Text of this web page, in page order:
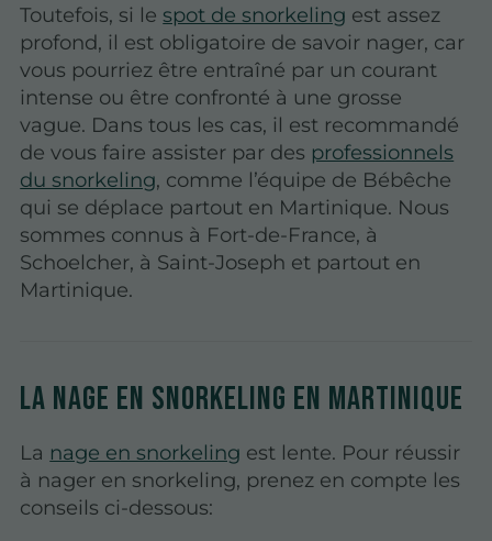
Toutefois, si lespot de snorkeling est assez
profond, il est obligatoire de savoir nager, car
vous pourriez être entraîné par un courant
intense ou être confronté à une grosse
vague. Dans tous les cas, il est recommandé
de vous faire assister par des professionnels
du snorkeling, comme l’équipe de Bébêche
qui se déplace partout en Martinique. Nous
sommes connus à Fort-de-France, à
Schoelcher, à Saint-Joseph et partout en
Martinique.
La nage en snorkeling en Martinique
La nage en snorkeling est lente. Pour réussir
à nager en snorkeling, prenez en compte les
conseils ci-dessous: